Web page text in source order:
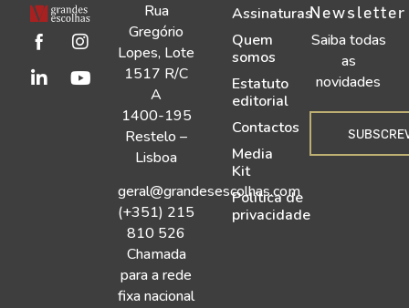
Rua
Gregório
Lopes, Lote
1517 R/C
A
1400-195
Restelo –
Lisboa
geral@grandesescolhas.com
(+351) 215
810 526
Chamada
para a rede
fixa nacional
Assinaturas
Quem
somos
Estatuto
editorial
Contactos
Media
Kit
Política de
privacidade
Newsletter
Saiba todas
as
novidades